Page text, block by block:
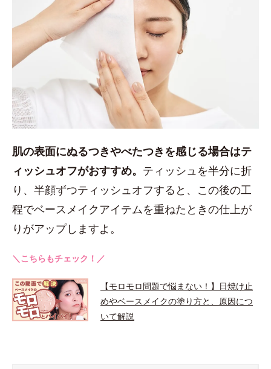
肌の表面にぬるつきやべたつきを感じる場合はテ
ィッシュオフがおすすめ。 ティッシュを半分に折
り、半顔ずつティッシュオフすると、この後の工
程でベースメイクアイテムを重ねたときの仕上が
りがアップしますよ。
＼こちらもチェック！／
【モロモロ問題で悩まない！】日焼け止
めやベースメイクの塗り方と、原因につ
いて解説